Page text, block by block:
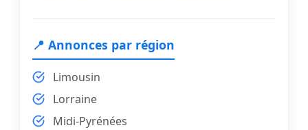
📍 Annonces par région
Limousin
Lorraine
Midi-Pyrénées